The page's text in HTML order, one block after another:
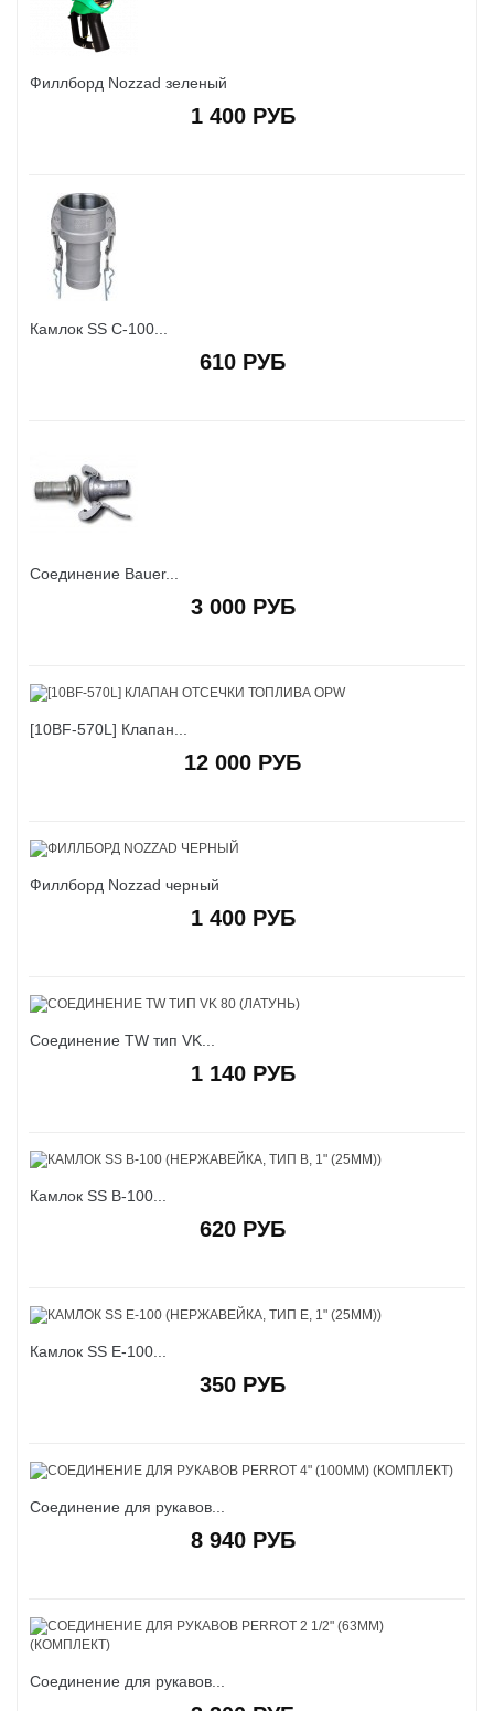
Филлборд Nozzad зеленый
1 400 РУБ
Камлок SS C-100...
610 РУБ
Соединение Bauer...
3 000 РУБ
[10BF-570L] Клапан...
12 000 РУБ
Филлборд Nozzad черный
1 400 РУБ
Соединение TW тип VK...
1 140 РУБ
Камлок SS B-100...
620 РУБ
Камлок SS E-100...
350 РУБ
Соединение для рукавов...
8 940 РУБ
Соединение для рукавов...